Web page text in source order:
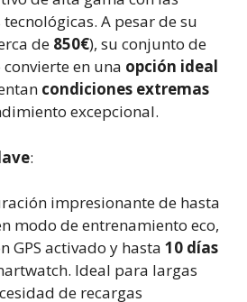
A pesar de su
de 850€), su conjunto de
convierte en una opción ideal
condiciones extremas
excepcional.
:
impresionante de hasta
modo de entrenamiento eco,
GPS activado y hasta 10 días
Ideal para largas
de recargas